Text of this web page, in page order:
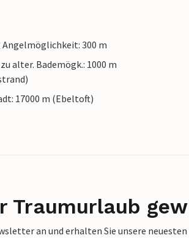
300 m
alter. Bademögk.: 1000 m
17000 m (Ebeltoft)
Traumurlaub
an und erhalten Sie unsere